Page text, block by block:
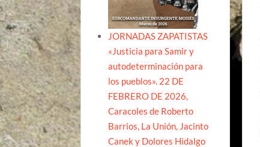
JORNADAS ZAPATISTAS
«Justicia para Samir y
autodeterminación para
los pueblos». 22 DE
FEBRERO DE 2026,
Caracoles de Roberto
Barrios, La Unión, Jacinto
Canek y Dolores Hidalgo